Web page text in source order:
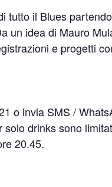
tutto il Blues
un idea di Mauro
e progetti
o invia SMS /
drinks sono
20.45.